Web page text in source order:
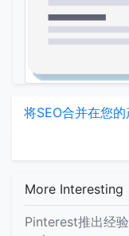
将SEO合并在您
More Interesting
Pinterest推出经